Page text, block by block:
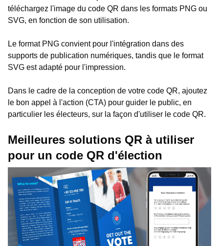
téléchargez l'image du code QR dans les formats PNG ou
SVG, en fonction de son utilisation.
Le format PNG convient pour l'intégration dans des
supports de publication numériques, tandis que le format
SVG est adapté pour l'impression.
Dans le cadre de la conception de votre code QR, ajoutez
le bon appel à l'action (CTA) pour guider le public, en
particulier les électeurs, sur la façon d'utiliser le code QR.
Meilleures solutions QR à utiliser
pour un code QR d'élection